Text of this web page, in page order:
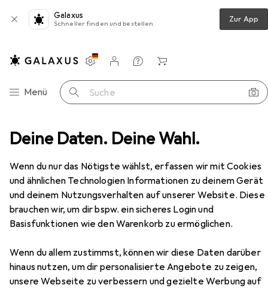
Deine Daten. Deine Wahl.
Wenn du nur das Nötigste wählst, erfassen wir mit Cookies
und ähnlichen Technologien Informationen zu deinem Gerät
und deinem Nutzungsverhalten auf unserer Website. Diese
brauchen wir, um dir bspw. ein sicheres Login und
Basisfunktionen wie den Warenkorb zu ermöglichen.
Wenn du allem zustimmst, können wir diese Daten darüber
hinaus nutzen, um dir personalisierte Angebote zu zeigen,
unsere Webseite zu verbessern und gezielte Werbung auf
Galaxus
Schneller finden und bestellen Zur App
Navigation nach Kategorien
Menü Suche
Einstellungen
Kundenkonto
Vergleichslisten
Merklisten
Warenkorb
Koffer Brics BY Ulisse 4-Rollen Trolley 71 cm
EUR
215,–
BricsBY Ulisse 4-Rollen Trolley 71 cm
88 l